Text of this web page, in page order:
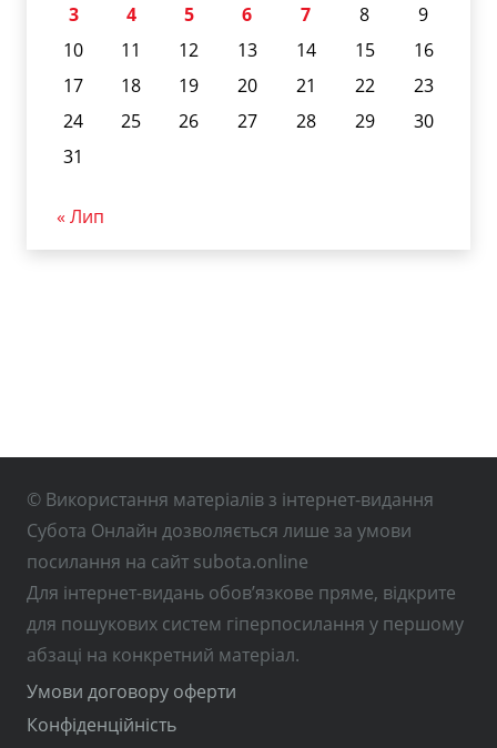
3
4 5 6 7 8
9
10
11 12 13 14 15
16
17
18 19 20 21 22
23
24
25 26 27 28 29
30
31
« Лип
© Використання матеріалів з інтернет-видання
Субота Онлайн дозволяється лише за умови
посилання на сайт subota.online
Для інтернет-видань обов’язкове пряме, відкрите
для пошукових систем гіперпосилання у першому
абзаці на конкретний матеріал.
Умови договору оферти
Конфіденційність